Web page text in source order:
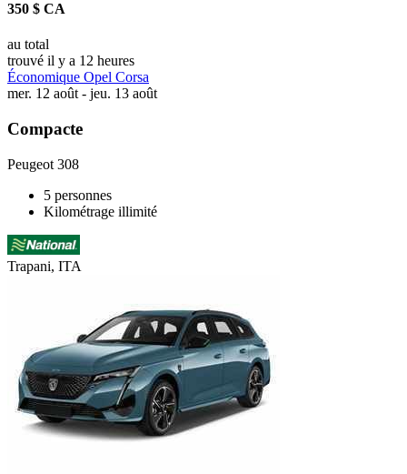
350 $ CA
au total
trouvé il y a 12 heures
Économique Opel Corsa
mer. 12 août - jeu. 13 août
Compacte
Peugeot 308
5 personnes
Kilométrage illimité
Trapani, ITA